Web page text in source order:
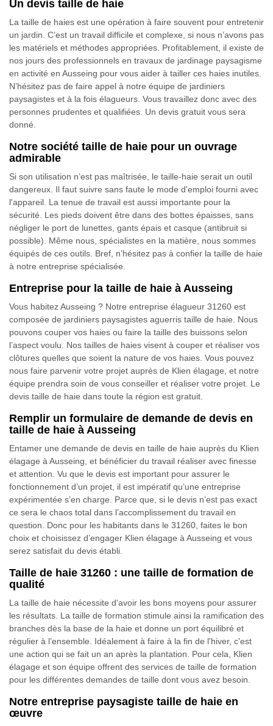
Un devis taille de haie
La taille de haies est une opération à faire souvent pour entretenir
un jardin. C’est un travail difficile et complexe, si nous n’avons pas
les matériels et méthodes appropriées. Profitablement, il existe de
nos jours des professionnels en travaux de jardinage paysagisme
en activité en Ausseing pour vous aider à tailler ces haies inutiles.
N’hésitez pas de faire appel à notre équipe de jardiniers
paysagistes et à la fois élagueurs. Vous travaillez donc avec des
personnes prudentes et qualifiées. Un devis gratuit vous sera
donné.
Notre société taille de haie pour un ouvrage
admirable
Si son utilisation n’est pas maîtrisée, le taille-haie serait un outil
dangereux. Il faut suivre sans faute le mode d'emploi fourni avec
l'appareil. La tenue de travail est aussi importante pour la
sécurité. Les pieds doivent être dans des bottes épaisses, sans
négliger le port de lunettes, gants épais et casque (antibruit si
possible). Même nous, spécialistes en la matière, nous sommes
équipés de ces outils. Bref, n’hésitez pas à confier la taille de haie
à notre entreprise spécialisée.
Entreprise pour la taille de haie à Ausseing
Vous habitez Ausseing ? Notre entreprise élagueur 31260 est
composée de jardiniers paysagistes aguerris taille de haie. Nous
pouvons couper vos haies ou faire la taille des buissons selon
l’aspect voulu. Nos tailles de haies visent à couper et réaliser vos
clôtures quelles que soient la nature de vos haies. Vous pouvez
nous faire parvenir votre projet auprès de Klien élagage, et notre
équipe prendra soin de vous conseiller et réaliser votre projet. Le
devis taille de haie dans toute la région est gratuit.
Remplir un formulaire de demande de devis en
taille de haie à Ausseing
Entamer une demande de devis en taille de haie auprès du Klien
élagage à Ausseing, et bénéficier du travail réaliser avec finesse
et attention. Vu que le devis est important pour assurer le
fonctionnement d’un projet, il est impératif qu’une entreprise
expérimentée s’en charge. Parce que, si le devis n’est pas exact
ce sera le chaos total dans l’accomplissement du travail en
question. Donc pour les habitants dans le 31260, faites le bon
choix et choisissez d’engager Klien élagage à Ausseing et vous
serez satisfait du devis établi.
Taille de haie 31260 : une taille de formation de
qualité
La taille de haie nécessite d'avoir les bons moyens pour assurer
les résultats. La taille de formation stimule ainsi la ramification des
branches dès la base de la haie et donne un port équilibré et
régulier à l’ensemble. Idéalement à faire à la fin de l'hiver, c'est
une action qui se fait un an après la plantation. Pour cela, Klien
élagage et son équipe offrent des services de taille de formation
pour les différentes demandes de taille dont vous avez besoin.
Notre entreprise paysagiste taille de haie en
œuvre